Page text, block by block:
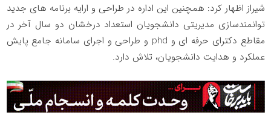
شیراز اظهار کرد: همچنین این اداره در طراحی و ارایه برنامه های جدید
توانمندسازی مدیریتی دانشجویان استعداد درخشان دو سال آخر در
مقاطع دکترای حرفه ای و phd و طراحی و اجرای سامانه جامع پایش
عملکرد و هدایت دانشجویان، تلاش دارد.